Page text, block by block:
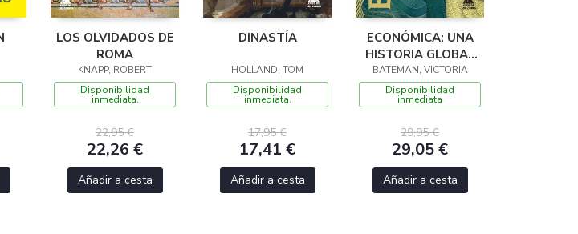
LOS OLVIDADOS DE
ROMA
KNAPP, ROBERT
Disponibilidad
inmediata.
22,95 €
22,26 €
Añadir a cesta
DINASTÍA
HOLLAND, TOM
Disponibilidad
inmediata.
17,95 €
17,41 €
Añadir a cesta
ECONÓMICA: UNA
HISTORIA GLOBAL
DE MUJERES,
RIQUEZA Y PODER
BATEMAN, VICTORIA
Disponibilidad
inmediata
29,95 €
29,05 €
Añadir a cesta